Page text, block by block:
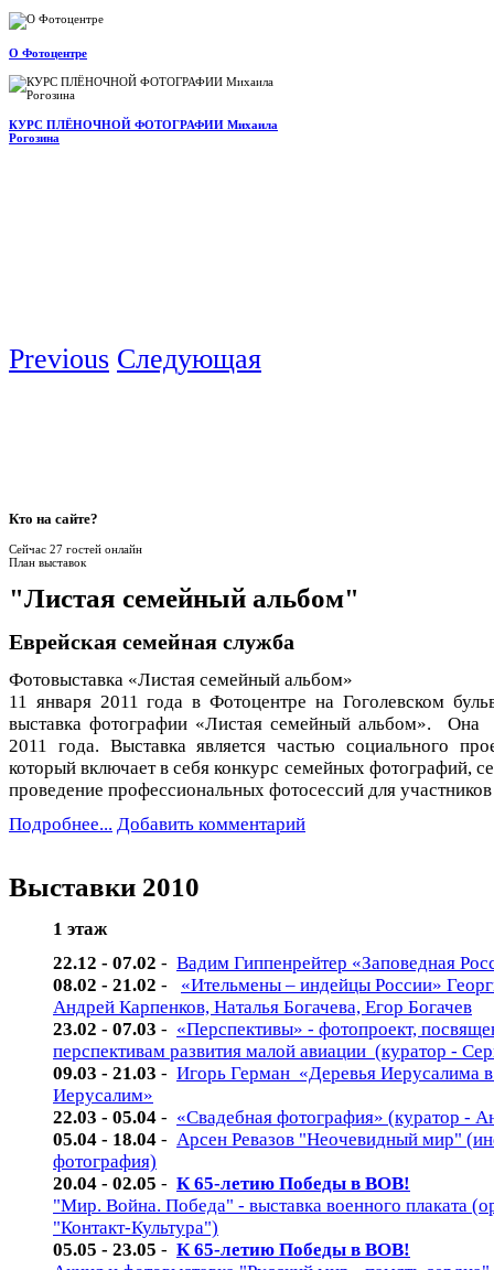
О Фотоцентре
КУРС ПЛЁНОЧНОЙ ФОТОГРАФИИ Михаила
Рогозина
Previous Следующая
Кто на сайте?
Сейчас 27 гостей онлайн
План выставок
"Листая семейный альбом"
Еврейская семейная служба
Фотовыставка «Листая семейный альбом»
11 января 2011 года в Фотоцентре на Гоголевском
выставка фотографии «Листая семейный альбом». Она
2011 года. Выставка является частью социального
который включает в себя конкурс семейных фотографий,
проведение профессиональных фотосессий для
Подробнее... Добавить комментарий
Выставки 2010
1 этаж
22.12 - 07.02 - Вадим Гиппенрейтер «Заповедная
08.02 - 21.02 - «Ительмены – индейцы России»
Андрей Карпенков, Наталья Богачева, Егор Богачев
23.02 - 07.03 - «Перспективы» - фотопроект,
перспективам развития малой авиации (куратор -
09.03 - 21.03 - Игорь Герман «Деревья Иерусалима
Иерусалим»
22.03 - 05.04 - «Свадебная фотография» (куратор -
05.04 - 18.04 - Арсен Ревазов "Неочевидный мир"
фотография)
20.04 - 02.05 - К 65-летию Победы в ВОВ!
"Мир. Война. Победа" - выставка военного плаката
"Контакт-Культура")
05.05 - 23.05 - К 65-летию Победы в ВОВ!